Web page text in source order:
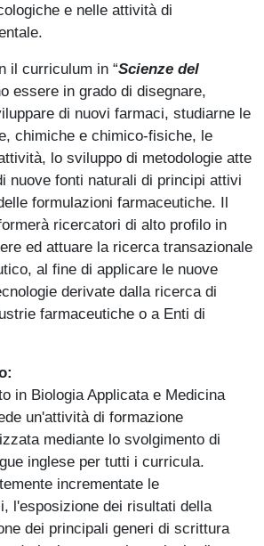
e nelle attività di
il curriculum in “Scienze del
essere in grado di disegnare,
di nuovi farmaci, studiarne le
chimiche e chimico-fisiche, le
lo sviluppo di metodologie atte
nuove fonti naturali di principi attivi
formulazioni farmaceutiche. Il
ricercatori di alto profilo in
ed attuare la ricerca transazionale
al fine di applicare le nuove
derivate dalla ricerca di
farmaceutiche o a Enti di
in Biologia Applicata e Medicina
un'attività di formazione
mediante lo svolgimento di
inglese per tutti i curricula.
incrementate le
l'esposizione dei risultati della
dei principali generi di scrittura